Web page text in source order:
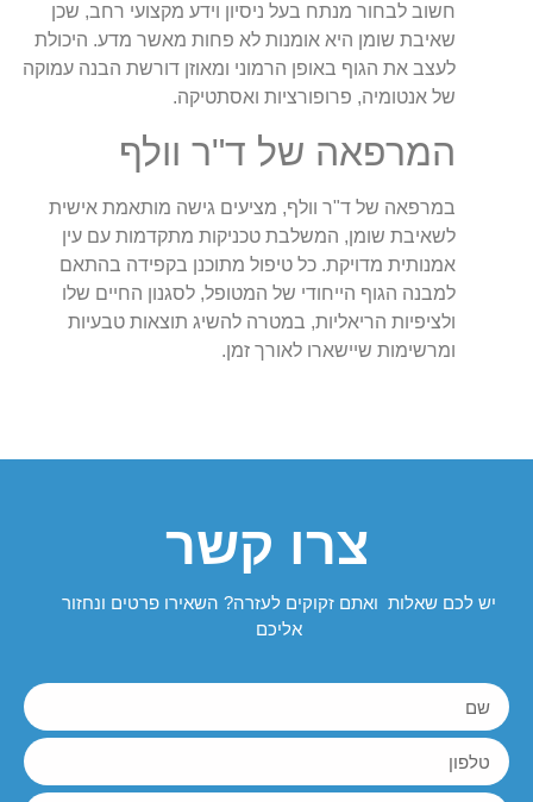
חשוב לבחור מנתח בעל ניסיון וידע מקצועי רחב, שכן
שאיבת שומן היא אומנות לא פחות מאשר מדע. היכולת
לעצב את הגוף באופן הרמוני ומאוזן דורשת הבנה עמוקה
של אנטומיה, פרופורציות ואסתטיקה.
המרפאה של ד"ר וולף
במרפאה של ד"ר וולף, מציעים גישה מותאמת אישית
לשאיבת שומן, המשלבת טכניקות מתקדמות עם עין
אמנותית מדויקת. כל טיפול מתוכנן בקפידה בהתאם
למבנה הגוף הייחודי של המטופל, לסגנון החיים שלו
ולציפיות הריאליות, במטרה להשיג תוצאות טבעיות
ומרשימות שיישארו לאורך זמן.
צרו קשר
יש לכם שאלות ואתם זקוקים לעזרה? השאירו פרטים ונחזור
אליכם